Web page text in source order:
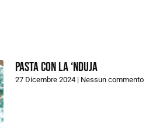
Pasta con la ‘nduja
27 Dicembre 2024 Nessun commento